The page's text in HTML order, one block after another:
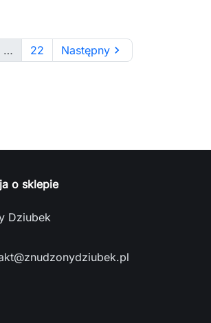
… 22 Następny
o sklepie
Dziubek